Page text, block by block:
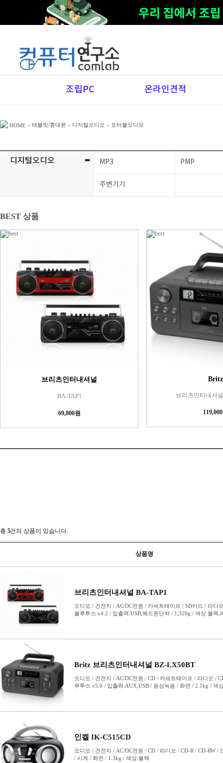
조립PC 온라인견적
HOME > 태블릿/휴대폰 > 디지털오디오 > 포터블오디오
디지털오디오 - MP3 PMP
주변기기
BEST 상품
브리츠인터내셔널
BA-TAP1
69,800원
Britz
브리츠인터내셔